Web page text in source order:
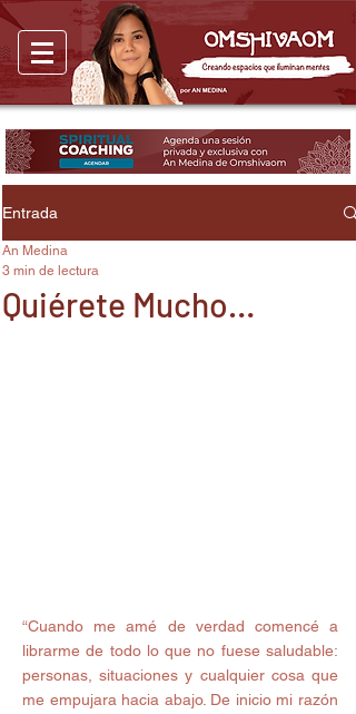
Entrada
Quiérete Mucho…
An Medina
3 min de lectura
“Cuando me amé de verdad comencé a
librarme de todo lo que no fuese saludable:
personas, situaciones y cualquier cosa que
me empujara hacia abajo. De inicio mi razón